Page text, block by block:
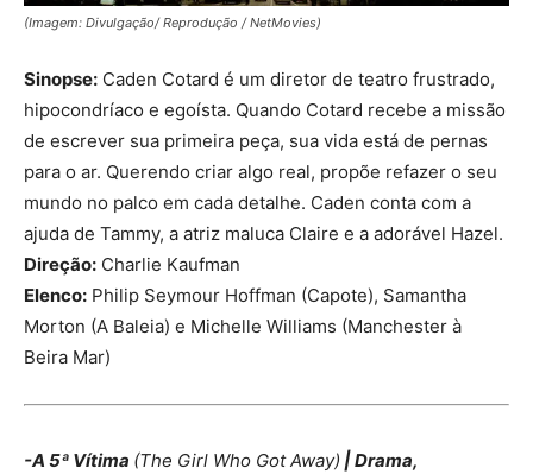
(Imagem: Divulgação/ Reprodução / NetMovies)
Sinopse: Caden Cotard é um diretor de teatro frustrado,
hipocondríaco e egoísta. Quando Cotard recebe a missão
de escrever sua primeira peça, sua vida está de pernas
para o ar. Querendo criar algo real, propõe refazer o seu
mundo no palco em cada detalhe. Caden conta com a
ajuda de Tammy, a atriz maluca Claire e a adorável Hazel.
Direção: Charlie Kaufman
Elenco: Philip Seymour Hoffman (Capote), Samantha
Morton (A Baleia) e Michelle Williams (Manchester à
Beira Mar)
-A 5ª Vítima (The Girl Who Got Away) | Drama,